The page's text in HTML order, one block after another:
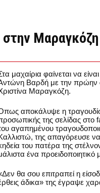
μαχαίρια φαίνεται να
Βαρδή με την πρώην
Μαραγκόζη.
αποκάλυψε η
της σελίδας στο
αγαπημένου
της απαγόρευσε
του πατέρα της
ένα
θα σου επιτραπεί η
άδικα» της έγραψε